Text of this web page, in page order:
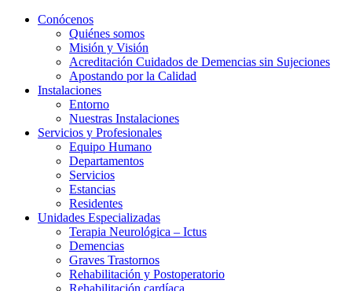
Conócenos
Quiénes somos
Misión y Visión
Acreditación Cuidados de Demencias sin Sujeciones
Apostando por la Calidad
Instalaciones
Entorno
Nuestras Instalaciones
Servicios y Profesionales
Equipo Humano
Departamentos
Servicios
Estancias
Residentes
Unidades Especializadas
Terapia Neurológica – Ictus
Demencias
Graves Trastornos
Rehabilitación y Postoperatorio
Rehabilitación cardíaca